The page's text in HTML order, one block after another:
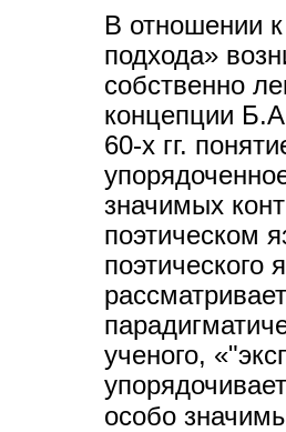
В отношении
подхода»
собственно
концепции
60-х гг.
значимых
поэтическом
поэтического
ученого,
особо